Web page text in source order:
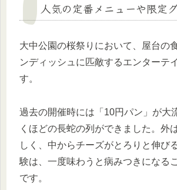
人気の定番メニューや限定
大中公園の桜祭りにおいて、屋台の
ンディッシュに匹敵するエンターテ
す。
過去の開催時には「10円パン」が大
くほどの長蛇の列ができました。外
しく、中からチーズがとろりと伸び
験は、一度味わうと病みつきになる
です。